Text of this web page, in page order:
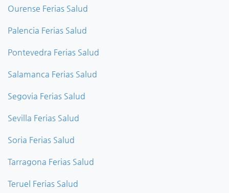
Ourense Ferias Salud
Palencia Ferias Salud
Pontevedra Ferias Salud
Salamanca Ferias Salud
Segovia Ferias Salud
Sevilla Ferias Salud
Soria Ferias Salud
Tarragona Ferias Salud
Teruel Ferias Salud